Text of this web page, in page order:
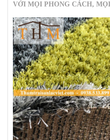
VỚI MỌI PHONG CÁCH,